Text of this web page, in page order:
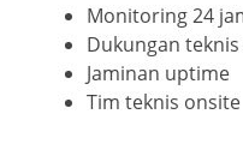
Monitoring 24
Dukungan
Jaminan uptime
Tim teknis onsite